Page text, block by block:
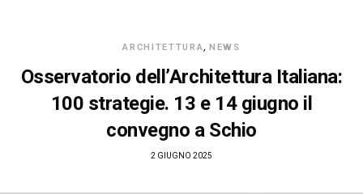
ARCHITETTURA, NEWS
Osservatorio dell’Architettura Italiana:
100 strategie. 13 e 14 giugno il
convegno a Schio
2 GIUGNO 2025